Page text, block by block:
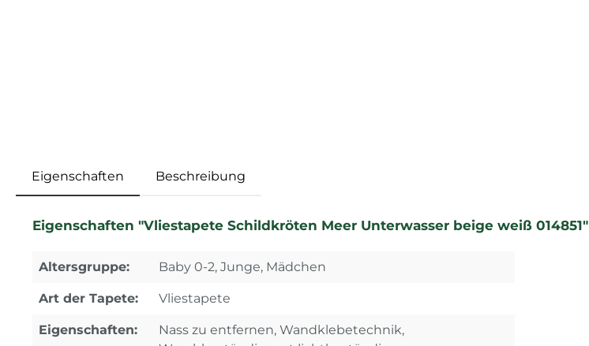
Eigenschaften Beschreibung
Eigenschaften "Vliestapete Schildkröten Meer Unterwasser beige weiß 014851"
Altersgruppe: Baby 0-2, Junge, Mädchen
Art der Tapete: Vliestapete
Eigenschaften:
Nass zu entfernen, Wandklebetechnik,